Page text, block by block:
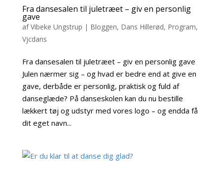
Fra dansesalen til juletræet – giv en personlig
gave
afVibeke Ungstrup | Bloggen, Dans Hillerød, Program,
Vjcdans
Fra dansesalen til juletræet – giv en personlig gave
Julen nærmer sig – og hvad er bedre end at give en
gave, derbåde er personlig, praktisk og fuld af
danseglæde? På danseskolen kan du nu bestille
lækkert tøj og udstyr med vores logo – og endda få
dit eget navn...